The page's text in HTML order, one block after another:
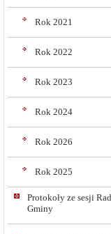
Rok 2021
Rok 2022
Rok 2023
Rok 2024
Rok 2026
Rok 2025
Protokoły ze sesji
Gminy